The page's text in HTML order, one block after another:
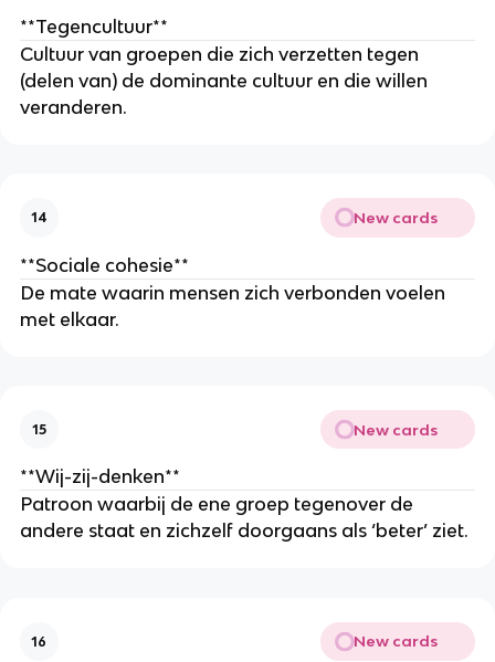
**Tegencultuur**
Cultuur van groepen die zich verzetten tegen
(delen van) de dominante cultuur en die willen
veranderen.
14 New cards
**Sociale cohesie**
De mate waarin mensen zich verbonden voelen
met elkaar.
15 New cards
**Wij-zij-denken**
Patroon waarbij de ene groep tegenover de
andere staat en zichzelf doorgaans als ‘beter’ ziet.
16 New cards